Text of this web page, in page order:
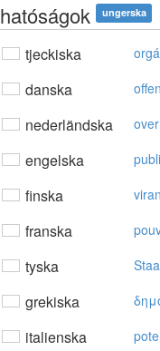
hatóságok ungerska
tjeckiska
danska
nederländska
engelska
finska
franska
tyska
grekiska
italienska